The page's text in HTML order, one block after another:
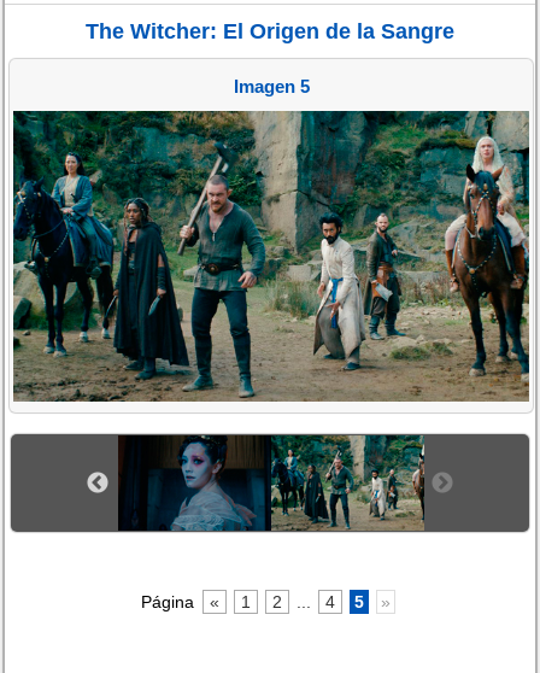
The Witcher: El Origen de la Sangre
Imagen 5
Página « 1 2 4 5 »